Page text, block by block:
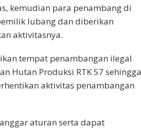
kemudian para penambang di
lubang dan diberikan
aktivitasnya.
tempat penambangan ilegal
Hutan Produksi RTK 57 sehingga
aktivitas penambangan
aturan serta dapat